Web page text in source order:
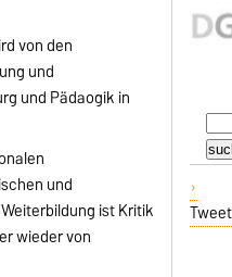
von den
und
und Pädaogik in
und
ist Kritik
wieder von